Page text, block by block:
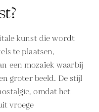
kunst die wordt
te plaatsen,
een mozaïek waarbij
groter beeld. De stijl
omdat het
vroege